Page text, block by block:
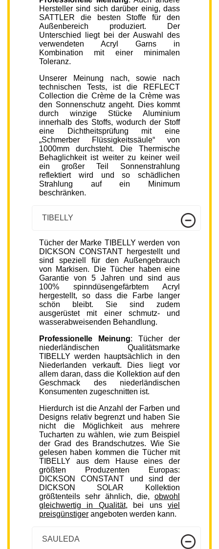
Hersteller sind sich darüber einig, dass
SATTLER die besten Stoffe für den
Außenbereich produziert. Der
Unterschied liegt bei der Auswahl des
verwendeten Acryl Garns in
Kombination mit einer minimalen
Toleranz.
Unserer Meinung nach, sowie nach
technischen Tests, ist die REFLECT
Collection die Crème de la Crème was
den Sonnenschutz angeht. Dies kommt
durch winzige Stücke Aluminium
innerhalb des Stoffs, wodurch der Stoff
eine Dichtheitsprüfung mit eine
„Schmerber Flüssigkeitssäule“ von
1000mm durchsteht. Die Thermische
Behaglichkeit ist weiter zu keiner weil
ein großer Teil Sonnenstrahlung
reflektiert wird und so schädlichen
Strahlung auf ein Minimum
beschränken.
TIBELLY
Tücher der Marke TIBELLY werden von
DICKSON CONSTANT hergestellt und
sind speziell für den Außengebrauch
von Markisen. Die Tücher haben eine
Garantie von 5 Jahren und sind aus
100% spinndüsengefärbtem Acryl
hergestellt, so dass die Farbe langer
schön bleibt. Sie sind zudem
ausgerüstet mit einer schmutz- und
wasserabweisenden Behandlung.
Professionelle Meinung: Tücher der
niederländischen Qualitätsmarke
TIBELLY werden hauptsächlich in den
Niederlanden verkauft. Dies liegt vor
allem daran, dass die Kollektion auf den
Geschmack des niederländischen
Konsumenten zugeschnitten ist.
Hierdurch ist die Anzahl der Farben und
Designs relativ begrenzt und haben Sie
nicht die Möglichkeit aus mehrere
Tucharten zu wählen, wie zum Beispiel
der Grad des Brandschutzes. Wie Sie
gelesen haben kommen die Tücher mit
TIBELLY aus dem Hause eines der
größten Produzenten Europas:
DICKSON CONSTANT und sind der
DICKSON SOLAR Kollektion
größtenteils sehr ähnlich, die, obwohl
gleichwertig in Qualität, bei unsviel
preisgünstiger angeboten werden kann.
SAULEDA